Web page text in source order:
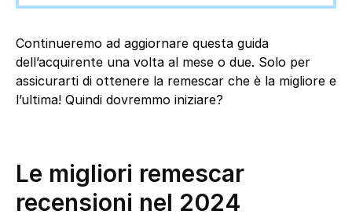
Continueremo ad aggiornare questa guida
dell’acquirente una volta al mese o due. Solo per
assicurarti di ottenere la remescar che è la migliore e
l’ultima! Quindi dovremmo iniziare?
Le migliori remescar
recensioni nel 2024